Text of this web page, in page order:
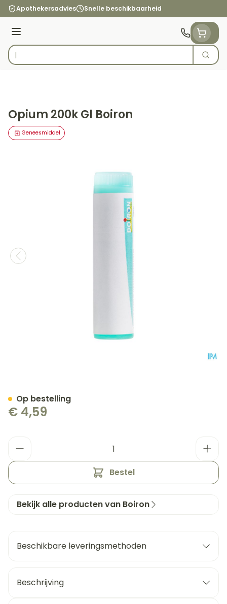
Ga naar de inhoud
Apothekersadvies Snelle beschikbaarheid
Menu
Product, merk, categorie...
Zoek
Opium 200k Gl Boiron
Geneesmiddel
€ 4,59
Bestel
Op bestelling
Bekijk alle producten van Boiron
Beschikbare leveringsmethoden
Beschrijving